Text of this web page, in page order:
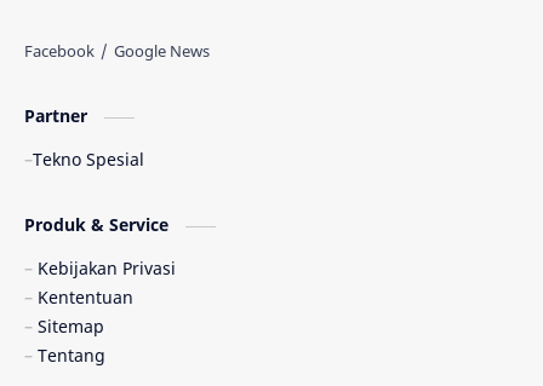
Partner
Tekno Spesial
Produk & Service
Kebijakan Privasi
Kententuan
Sitemap
Tentang